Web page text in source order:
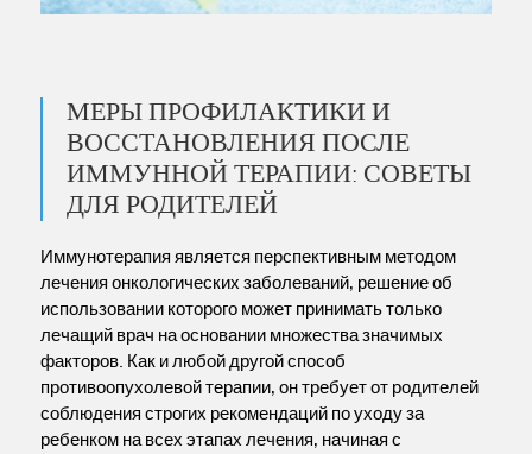
МЕРЫ ПРОФИЛАКТИКИ И
ВОССТАНОВЛЕНИЯ ПОСЛЕ
ИММУННОЙ ТЕРАПИИ: СОВЕТЫ
ДЛЯ РОДИТЕЛЕЙ
Иммунотерапия является перспективным методом
лечения онкологических заболеваний, решение об
использовании которого может принимать только
лечащий врач на основании множества значимых
факторов. Как и любой другой способ
противоопухолевой терапии, он требует от родителей
соблюдения строгих рекомендаций по уходу за
ребенком на всех этапах лечения, начиная с